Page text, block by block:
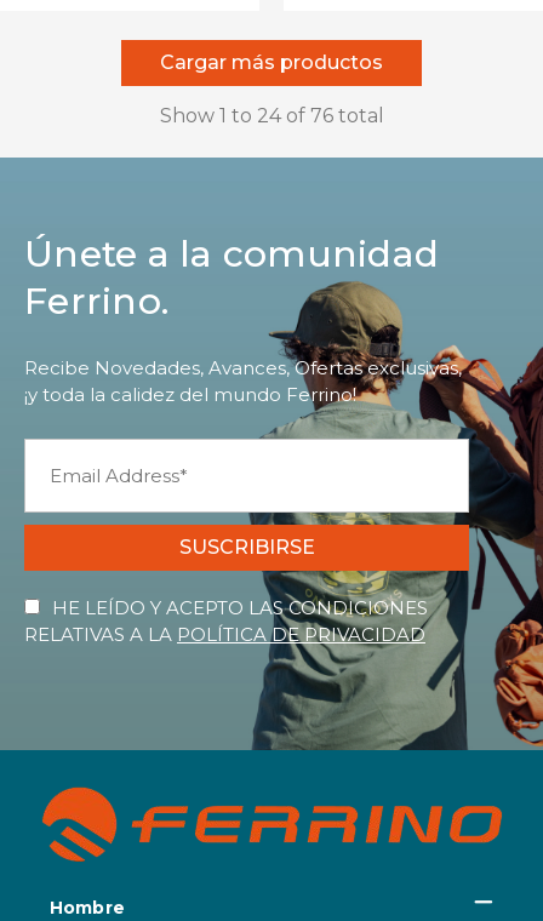
Cargar más productos
Show 1 to 24of 76total
Únete a la comunidad
Ferrino.
Recibe Novedades, Avances, Ofertas exclusivas,
¡y toda la calidez del mundo Ferrino!
SUSCRIBIRSE
HE LEÍDO Y ACEPTO LAS CONDICIONES
RELATIVAS A LA POLÍTICA DE PRIVACIDAD
Hombre